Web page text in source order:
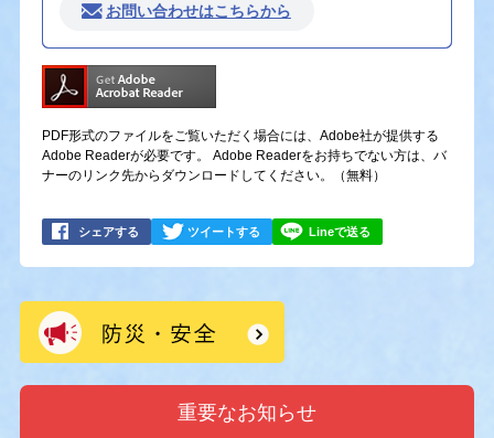
お問い合わせはこちらから
PDF形式のファイルをご覧いただく場合には、Adobe社が提供する
Adobe Readerが必要です。
Adobe Readerをお持ちでない方は、バ
ナーのリンク先からダウンロードしてください。（無料）
シェアする ツイートする Lineで送る
重要なお知らせ